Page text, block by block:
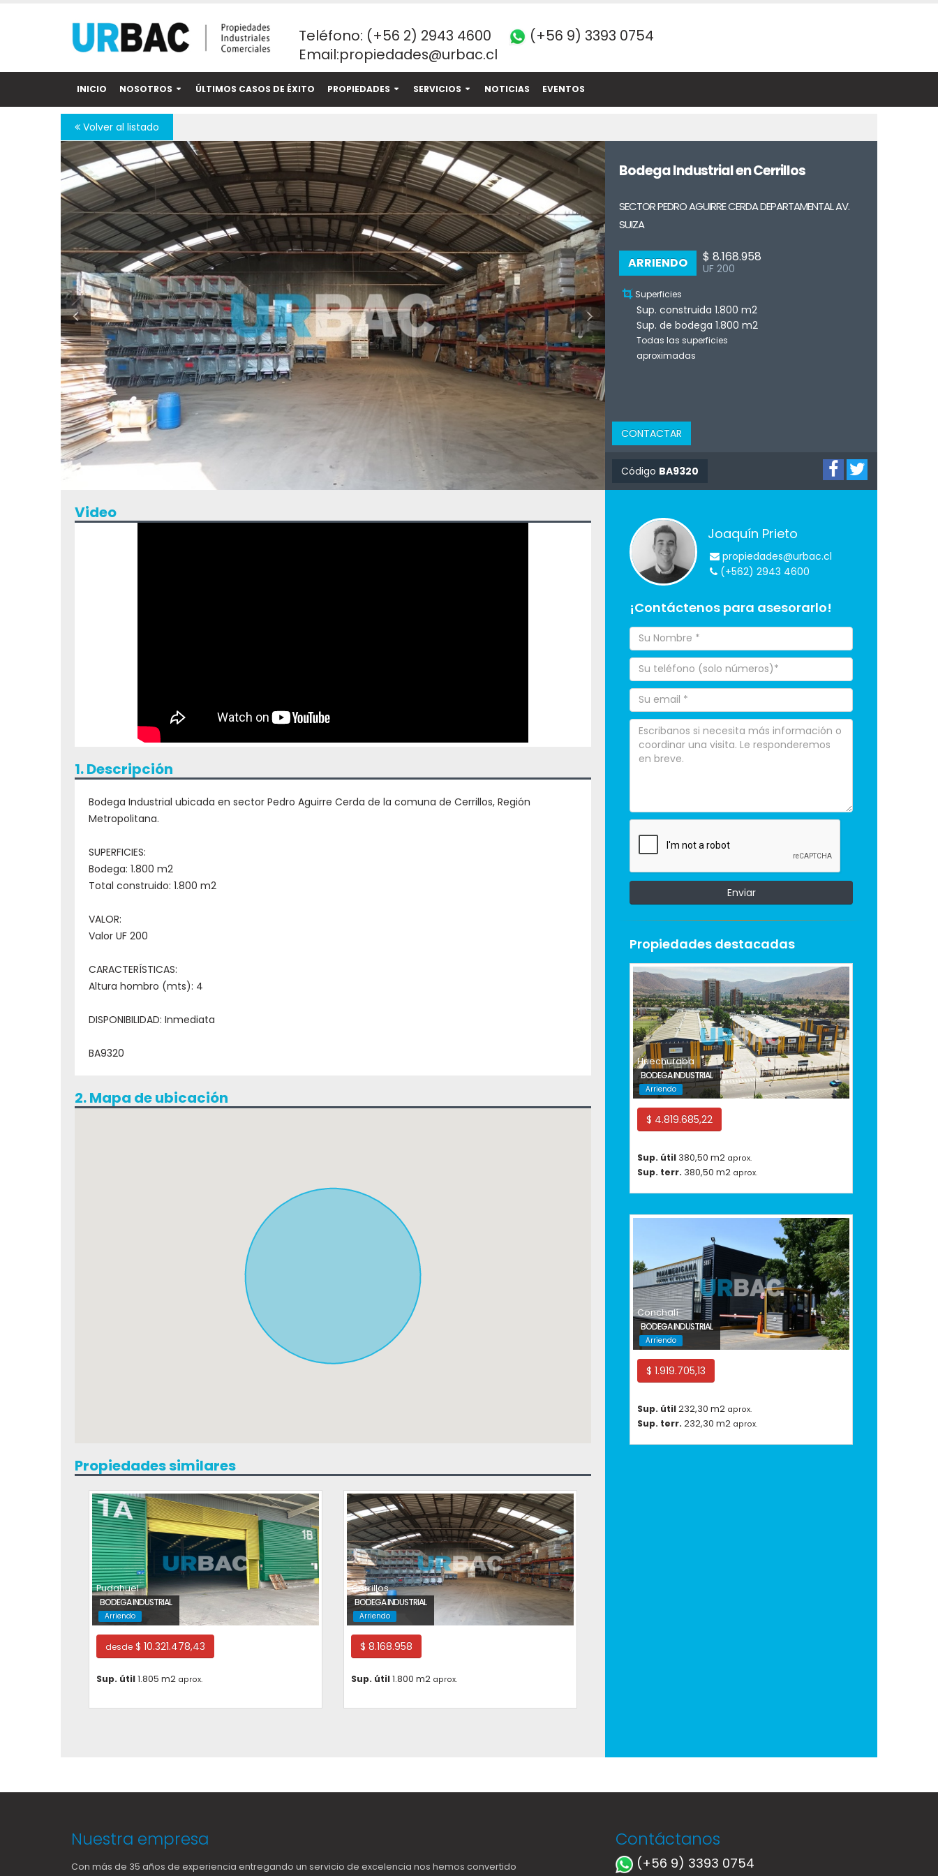
Teléfono: (+56 2) 2943 4600
(+56 9) 3393 0754
Email:propiedades@urbac.cl
INICIO NOSOTROS ÚLTIMOS CASOS DE ÉXITO PROPIEDADES SERVICIOS NOTICIAS EVENTOS
Volver al listado
Anterior Siguiente
Bodega Industrial en Cerrillos
SECTOR PEDRO AGUIRRE CERDA DEPARTAMENTAL AV.
SUIZA
ARRIENDO $ 8.168.958
UF 200
Superficies
Sup. construida 1.800 m2
Sup. de bodega 1.800 m2
Todas las superficies
aproximadas
CONTACTAR
Código BA9320
Video
1. Descripción
Bodega Industrial ubicada en sector Pedro Aguirre Cerda de la comuna de Cerrillos, Región
Metropolitana.
SUPERFICIES:
Bodega: 1.800 m2
Total construido: 1.800 m2
VALOR:
Valor UF 200
CARACTERÍSTICAS:
Altura hombro (mts): 4
DISPONIBILIDAD: Inmediata
BA9320
2. Mapa de ubicación
Propiedades similares
BODEGA INDUSTRIAL
Arriendo
Pudahuel
desde $ 10.321.478,43
Sup. útil1.805 m2 aprox.
BODEGA INDUSTRIAL
Arriendo
Cerrillos
$ 8.168.958
Sup. útil1.800 m2 aprox.
Joaquín Prieto
propiedades@urbac.cl
(+562) 2943 4600
¡Contáctenos para asesorarlo!
Enviar
Propiedades destacadas
BODEGA INDUSTRIAL
Arriendo
Huechuraba
$ 4.819.685,22
Sup. útil 380,50 m2 aprox.
Sup. terr. 380,50 m2 aprox.
BODEGA INDUSTRIAL
Arriendo
Conchalí
$ 1.919.705,13
Sup. útil232,30 m2 aprox.
Sup. terr. 232,30 m2 aprox.
Nuestra empresa
Con más de 35 años de experiencia entregando un servicio de excelencia nos hemos convertido
Contáctanos
(+56 9) 3393 0754